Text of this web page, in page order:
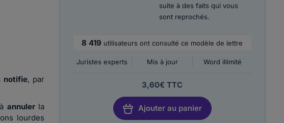
notifie, par
annulerla
lourdes
suite à des faits qui vous
sont reprochés.
8 419 utilisateurs ont consulté ce modèle de lettre
Juristes experts Mis à jour Word illimité
3,60€ TTC
Ajouter au panier